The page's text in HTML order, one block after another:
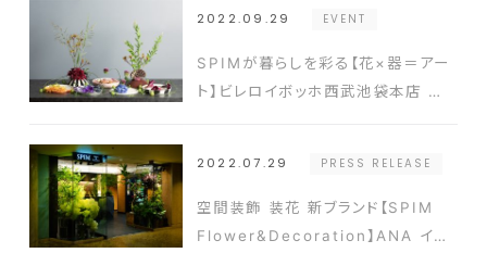
2022.09.29 EVENT
SPIMが暮らしを彩る【花×器＝アー
ト】ビレロイボッホ西武池袋本店 店
2022.07.29 PRESS RELEASE
空間装飾 装花 新ブランド【SPIM
Flower&Decoration】ANA イン